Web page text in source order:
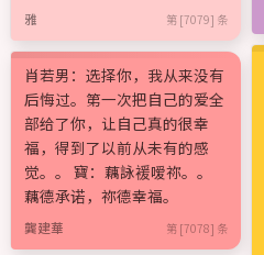
雅 第 [7079] 条
肖若男：选择你，我从来没有
后悔过。第一次把自己的爱全
部给了你，让自己真的很幸
福，得到了以前从未有的感
觉。。 寶：藕詠褑嗳祢。。
藕德承诺，祢德幸福。
龔建華 第 [7078] 条